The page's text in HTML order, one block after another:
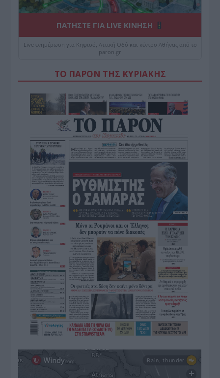
ΠΑΤΗΣΤΕ ΓΙΑ LIVE ΚΙΝΗΣΗ
Live ενημέρωση για Κηφισό, Αττική Οδό και κέντρο Αθήνας από το
paron.gr
ΤΟ ΠΑΡΟΝ ΤΗΣ ΚΥΡΙΑΚΗΣ